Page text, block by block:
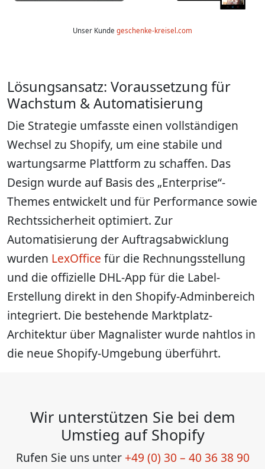
Unser Kunde geschenke-kreisel.com
Lösungsansatz: Voraussetzung für
Wachstum & Automatisierung
Die Strategie umfasste einen vollständigen
Wechsel zu Shopify, um eine stabile und
wartungsarme Plattform zu schaffen. Das
Design wurde auf Basis des „Enterprise“-
Themes entwickelt und für Performance sowie
Rechtssicherheit optimiert. Zur
Automatisierung der Auftragsabwicklung
wurden LexOffice für die Rechnungsstellung
und die offizielle DHL-App für die Label-
Erstellung direkt in den Shopify-Adminbereich
integriert. Die bestehende Marktplatz-
Architektur über Magnalister wurde nahtlos in
die neue Shopify-Umgebung überführt.
Wir unterstützen Sie bei dem
Umstieg auf Shopify
Rufen Sie uns unter +49 (0) 30 – 40 36 38 90